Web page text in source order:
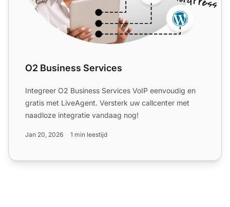
O2 Business Services
Integreer O2 Business Services VoIP eenvoudig en
gratis met LiveAgent. Versterk uw callcenter met
naadloze integratie vandaag nog!
Jan 20, 2026 1 min leestijd